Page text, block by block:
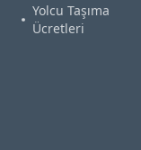
Yolcu Taşıma
Ücretleri